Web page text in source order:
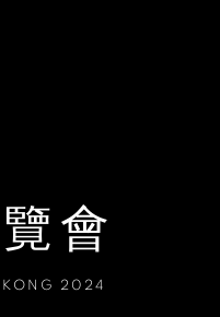
會
KONG 2024